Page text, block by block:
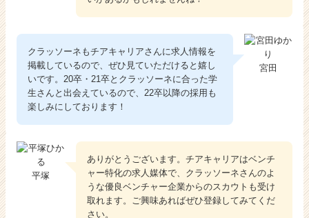
宮田
クラッソーネもチアキャリアさんに求人情報を
掲載しているので、ぜひ見ていただけると嬉し
いです。20卒・21卒とクラッソーネに合った学
生さんと出会えているので、22卒以降の採用も
楽しみにしております！
平塚
ありがとうございます。チアキャリアはベンチ
ャー特化の求人媒体で、クラッソーネさんのよ
うな優良ベンチャー企業からのスカウトも受け
取れます。ご興味あればぜひ登録してみてくだ
さい。